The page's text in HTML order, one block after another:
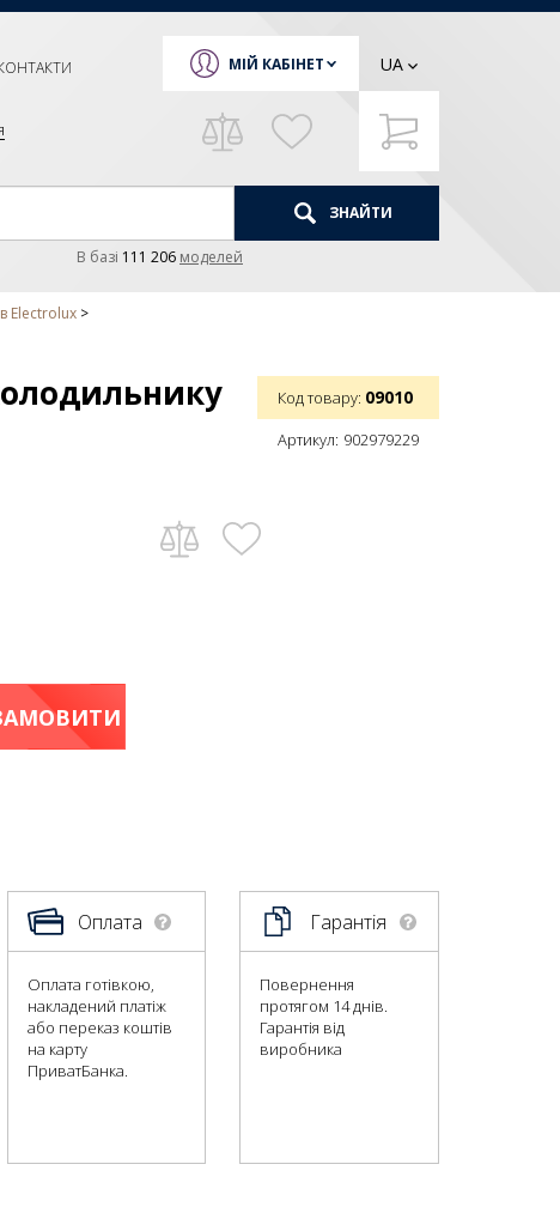
МІЙ КАБІНЕТ UA
ЗНАЙТИ
В базi 111 206 моделей
Electrolux
Код товару: 09010
Артикул: 902979229
Оплата
Оплата готівкою,
накладений платіж
або переказ коштів
на карту
ПриватБанка.
Гарантія
Повернення
протягом 14 днів.
Гарантія від
виробника